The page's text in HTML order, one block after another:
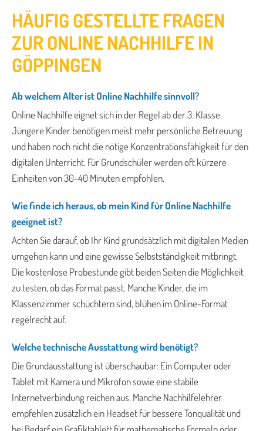
HÄUFIG GESTELLTE FRAGEN
ZUR ONLINE NACHHILFE IN
GÖPPINGEN
Ab welchem Alter ist Online Nachhilfe sinnvoll?
Online Nachhilfe eignet sich in der Regel ab der 3. Klasse.
Jüngere Kinder benötigen meist mehr persönliche Betreuung
und haben noch nicht die nötige Konzentrationsfähigkeit für den
digitalen Unterricht. Für Grundschüler werden oft kürzere
Einheiten von 30-40 Minuten empfohlen.
Wie finde ich heraus, ob mein Kind für Online Nachhilfe
geeignet ist?
Achten Sie darauf, ob Ihr Kind grundsätzlich mit digitalen Medien
umgehen kann und eine gewisse Selbstständigkeit mitbringt.
Die kostenlose Probestunde gibt beiden Seiten die Möglichkeit
zu testen, ob das Format passt. Manche Kinder, die im
Klassenzimmer schüchtern sind, blühen im Online-Format
regelrecht auf.
Welche technische Ausstattung wird benötigt?
Die Grundausstattung ist überschaubar: Ein Computer oder
Tablet mit Kamera und Mikrofon sowie eine stabile
Internetverbindung reichen aus. Manche Nachhilfelehrer
empfehlen zusätzlich ein Headset für bessere Tonqualität und